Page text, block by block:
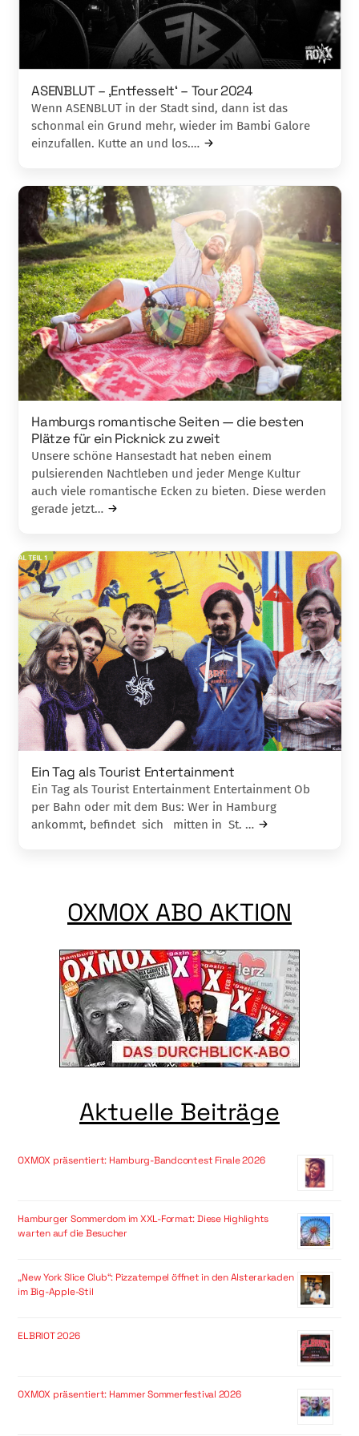
ASENBLUT – ‚Entfesselt‘ – Tour 2024
Wenn ASENBLUT in der Stadt sind, dann ist das
schonmal ein Grund mehr, wieder im Bambi Galore
einzufallen. Kutte an und los.…
Hamburgs romantische Seiten — die besten
Plätze für ein Picknick zu zweit
Unsere schöne Hansestadt hat neben einem
pulsierenden Nachtleben und jeder Menge Kultur
auch viele romantische Ecken zu bieten. Diese werden
gerade jetzt…
Ein Tag als Tourist Entertainment
Ein Tag als Tourist Entertainment Entertainment Ob
per Bahn oder mit dem Bus: Wer in Hamburg
ankommt, befindet sich mitten in St. …
OXMOX ABO AKTION
Aktuelle Beiträge
OXMOX präsentiert: Hamburg-Bandcontest Finale 2026
Hamburger Sommerdom im XXL-Format: Diese Highlights
warten auf die Besucher
„New York Slice Club“: Pizzatempel öffnet in den Alsterarkaden
im Big-Apple-Stil
ELBRIOT 2026
OXMOX präsentiert: Hammer Sommerfestival 2026